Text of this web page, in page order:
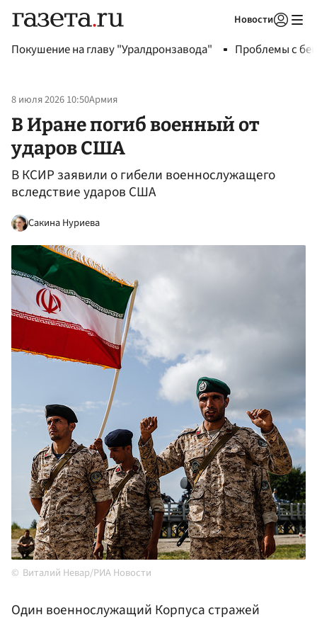
Новости
Покушение на главу "Уралдронзавода" Проблемы с
8 июля 2026 10:50Армия
В Иране погиб военный от
ударов США
В КСИР заявили о гибели военнослужащего
вследствие ударов США
Сакина Нуриева
Виталий Невар/РИА Новости
Один военнослужащий Корпуса стражей